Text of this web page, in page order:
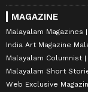
MAGAZINE
Malayalam Magazines
India Art Magazine
Malayalam Columnist
Malayalam Short
Web Exclusive